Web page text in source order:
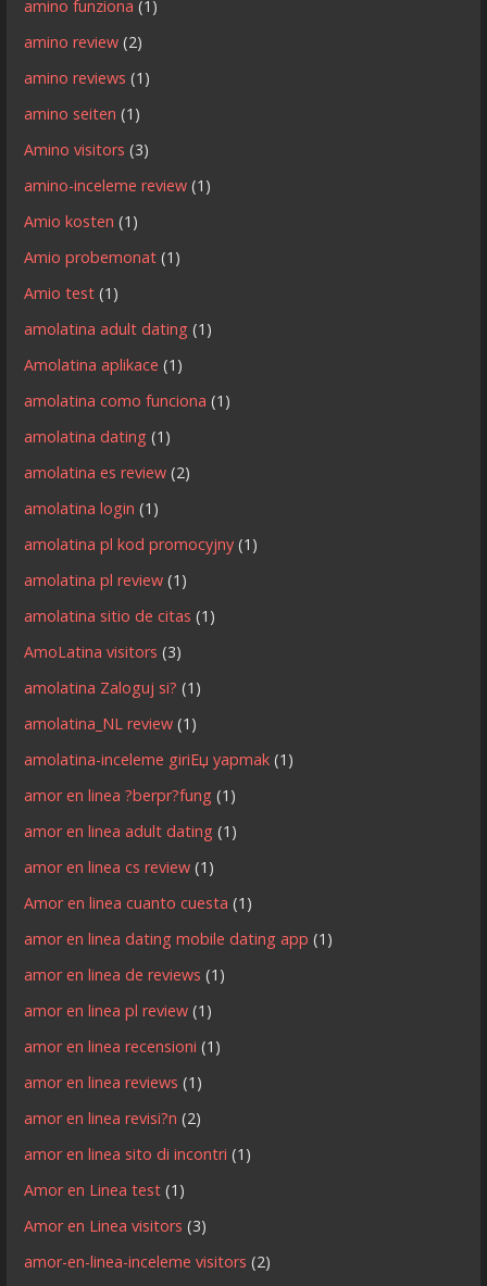
amino funziona (1)
amino review (2)
amino reviews (1)
amino seiten (1)
Amino visitors (3)
amino-inceleme review (1)
Amio kosten (1)
Amio probemonat (1)
Amio test (1)
amolatina adult dating (1)
Amolatina aplikace (1)
amolatina como funciona (1)
amolatina dating (1)
amolatina es review (2)
amolatina login (1)
amolatina pl kod promocyjny (1)
amolatina pl review (1)
amolatina sitio de citas (1)
AmoLatina visitors (3)
amolatina Zaloguj si? (1)
amolatina_NL review (1)
amolatina-inceleme giriЕџ yapmak (1)
amor en linea ?berpr?fung (1)
amor en linea adult dating (1)
amor en linea cs review (1)
Amor en linea cuanto cuesta (1)
amor en linea dating mobile dating app (1)
amor en linea de reviews (1)
amor en linea pl review (1)
amor en linea recensioni (1)
amor en linea reviews (1)
amor en linea revisi?n (2)
amor en linea sito di incontri (1)
Amor en Linea test (1)
Amor en Linea visitors (3)
amor-en-linea-inceleme visitors (2)